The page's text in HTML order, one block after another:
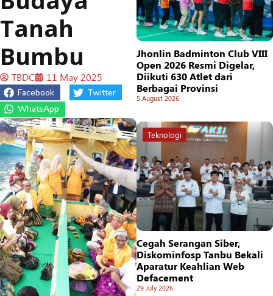
Tanah
Bumbu
TBDC 11 May 2025
Facebook
Twitter
WhatsApp
Jhonlin Badminton Club VIII
Open 2026 Resmi Digelar,
Diikuti 630 Atlet dari
Berbagai Provinsi
5 August 2026
Teknologi
Cegah Serangan Siber,
Diskominfosp Tanbu Bekali
Aparatur Keahlian Web
Defacement
29 July 2026